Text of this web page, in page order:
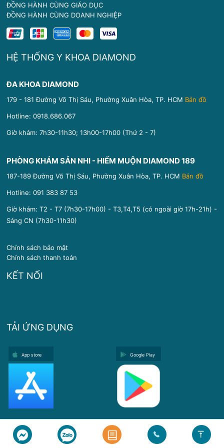
ĐỒNG HÀNH CÙNG GIÁO DỤC
ĐỒNG HÀNH CÙNG DOANH NGHIỆP
HỆ THỐNG Y KHOA DIAMOND
ĐA KHOA DIAMOND
179 - 181 Đường Võ Thị Sáu, Phường Xuân Hòa, TP. HCM Bản đồ
Hotline:0918.686.067
Giờ khám: 7h30-11h30; 13h00-17h00 (Thứ 2 - 7)
PHÒNG KHÁM SẢN NHI - HIẾM MUỘN DIAMOND 189
187-189 Đường Võ Thị Sáu, Phường Xuân Hòa, TP. HCM Bản đồ
Hotline:091 383 87 53
Giờ khám: T2 - T7 (7h30-17h00) - T3,T4,T5 (có ngoài giờ 17h-21h) -
Sáng CN (7h30-11h30)
Chính sách bảo mật
Chính sách thanh toán
KẾT NỐI
TẢI ỨNG DỤNG
App store Google Play
Copyright © 2024 Y Khoa Diamond